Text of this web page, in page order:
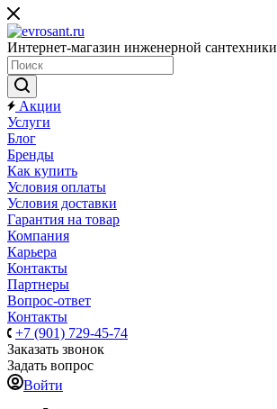
Интернет-магазин инженерной сантехники
Акции
Услуги
Блог
Бренды
Как купить
Условия оплаты
Условия доставки
Гарантия на товар
Компания
Карьера
Контакты
Партнеры
Вопрос-ответ
Контакты
+7 (901) 729-45-74
Заказать звонок
Задать вопрос
Войти